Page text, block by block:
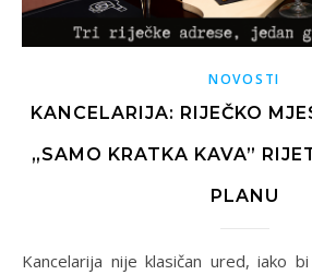
NOVOSTI
KANCELARIJA: RIJEČKO
„SAMO KRATKA KAVA”
PLANU
Kancelarija nije klasičan ured, iako bi vas nazivi u meniju